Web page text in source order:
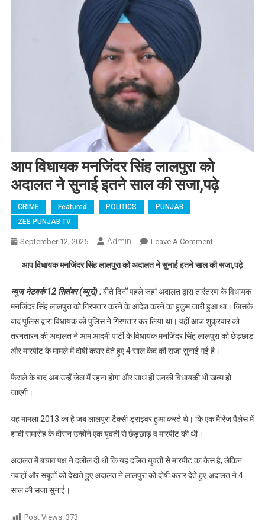
आप विधायक मनजिंदर सिंह लालपुरा को
अदालत ने सुनाई इतने साल की सजा,पढ़े
CRIME Featured POLITICS
PUNJAB
ZEE PUNJAB TV
September 12, 2025 Admin Leave A CommentOn आप
मनजिंदर सिंह
अदालत ने
सुनाई इतने
साल की
सजा,पढ़े
आप विधायक मनजिंदर सिंह लालपुरा को अदालत ने सुनाई इतने साल की सजा,पढ़े
न्यूज नेटवर्क 12 सितंबर (ब्यूरो) :बीते दिनों पहले जहां अदालत द्वारा तारंतरण के विधायक
मनजिंदर सिंह लालपुरा को गिरफ्तार करने के आदेश करने का हुकुम जारी हुआ था। जिसके
बाद पुलिस द्वारा विधायक को पुलिस ने गिरफ्तार कर लिया था। वहीं आज शुक्रवार को
तरनतारन की अदालत ने आम आदमी पार्टी के विधायक मनजिंदर सिंह लालपुरा को छेड़छाड़
और मारपीट के मामले में दोषी करार देते हुए 4 साल कैद की सजा सुनाई गई है।
फैसले के बाद अब उन्हें जेल में रहना होगा और साथ ही उनकी विधायकी भी खत्म हो
जाएगी।
यह मामला 2013 का है जब लालपुरा टैक्सी ड्राइवर हुआ करते थे। कि एक मैरिज पैलेस में
शादी समारोह के दौरान उन्होंने एक युवती से छेड़छाड़ व मारपीट की थी।
अदालत में बचाव पक्ष ने दलील दी थी कि यह दलित युवती से मारपीट का केस है, लेकिन
गवाहों और सबूतों को देखते हुए अदालत ने लालपुरा को दोषी करार देते हुए अदालत ने 4
साल की सजा सुनाई।
Post Views: 373